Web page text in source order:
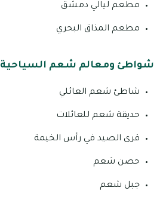
مطعم ليالي دمشق
مطعم المذاق البحري
شواطئ ومعالم شعم السياحية
شاطئ شعم العائلي
حديقة شعم للعائلات
قرى الصيد في رأس الخيمة
حصن شعم
جبل شعم